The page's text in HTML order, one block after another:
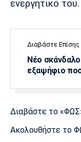
ενεργητικό του.
Διαβάστε Επίσης
Νέο
εξαψήφιο
Διαβάστε το
Ακολουθήστε το